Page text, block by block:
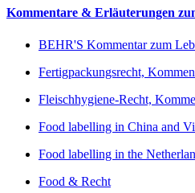
Kommentare & Erläuterungen
BEHR'S Kommentar zum
Fertigpackungsrecht,
Fleischhygiene-Recht,
Food labelling in China and
Food labelling in the
Food & Recht